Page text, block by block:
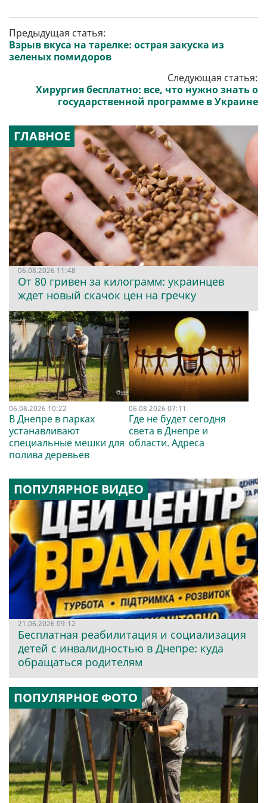
Предыдущая статья:
Взрыв вкуса на тарелке: острая закуска из
зеленых помидоров
Следующая статья:
Хирургия бесплатно: все, что нужно знать о
государственной программе в Украине
ГЛАВНОЕ
06.08.2026 11:48
От 80 гривен за килограмм: украинцев
ждет новый скачок цен на гречку
06.08.2026 10:22
В Днепре в парках
устанавливают
специальные мешки для
полива деревьев
06.08.2026 07:11
Где не будет сегодня
света в Днепре и
области. Адреса
ПОПУЛЯРНОЕ ВИДЕО
21.06.2026 09:12
Бесплатная реабилитация и социализация
детей с инвалидностью в Днепре: куда
обращаться родителям
ПОПУЛЯРНОЕ ФОТО